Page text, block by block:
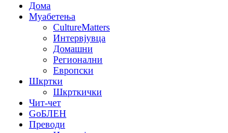
Дома
Муабетења
CultureMatters
Интервјувца
Домашни
Регионални
Европски
Шкртки
Шкрткички
Чит-чет
GoБЛЕН
Преводи